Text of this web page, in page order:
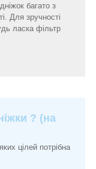
багато з
Для зручності
ласка фільтр
? (на
цілей потрібна